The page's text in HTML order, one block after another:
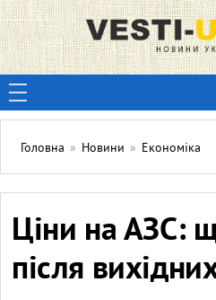
Головна » Новини » Економіка
Ціни на АЗС:
після